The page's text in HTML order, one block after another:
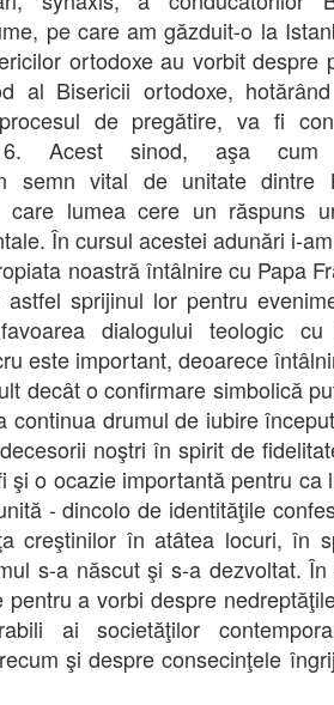
pe care am găzduit-o la
ortodoxe au vorbit despre
al Bisericii ortodoxe,
de pregătire, va fi
Acest sinod, aşa cum
semn vital de unitate dintre
lumea cere un răspuns
În cursul acestei adunări i-
noastră întâlnire cu Papa
sprijinul lor pentru
dialogului teologic cu
este important, deoarece
decât o confirmare simbolică
continua drumul de iubire
noştri în spirit de
şi o ocazie importantă pentru ca
- dincolo de identităţile
creştinilor în atâtea locuri, în
s-a născut şi s-a dezvoltat.
a vorbi despre
ai societăţilor
şi despre consecinţele